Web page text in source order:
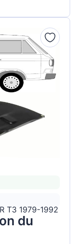
T3 1979-1992
du